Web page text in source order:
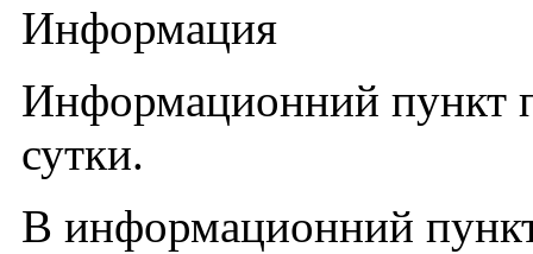
Информация
Информационний пункт
сутки.
В информационний